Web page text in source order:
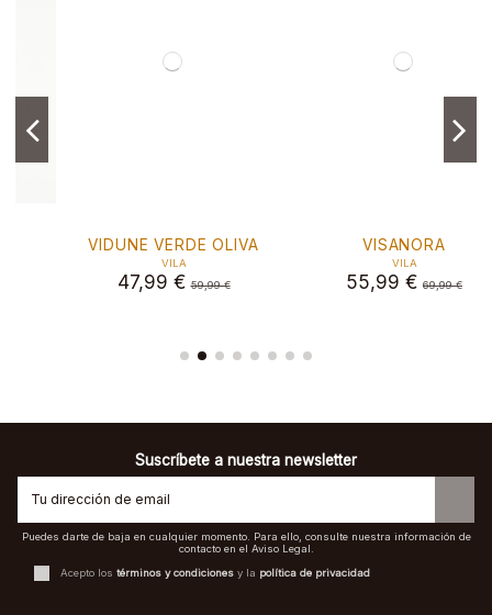
VIDUNE VERDE OLIVA
47,99 €59,99 €
VISANORA
55,99 €69,99 €
Suscríbete a nuestra newsletter
Puedes darte de baja en cualquier momento. Para ello, consulte nuestra información de
contacto en el Aviso Legal.
Acepto los términos y condiciones y la política de privacidad